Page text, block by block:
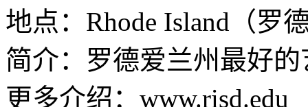
地点：Rhode Island（罗
简介：罗德爱兰州最好
更多介绍：www.risd.edu